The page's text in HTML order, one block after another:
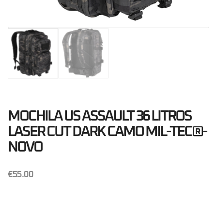
MOCHILA US ASSAULT 36 LITROS
LASER CUT DARK CAMO MIL-TEC®-
NOVO
€55.00